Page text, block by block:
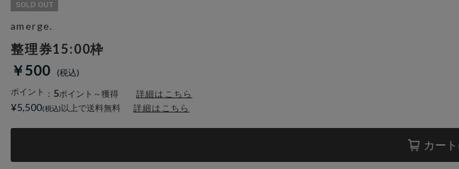
整理券15:00枠
￥500
ポイント ： 5ポイント～獲得 詳細はこちら
カー
amerge.
¥5,500 以上で送料無料 詳細はこちら